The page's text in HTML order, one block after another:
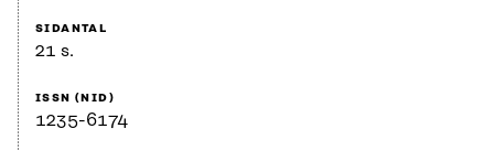
SIDANTAL
21 s.
ISSN (NID)
1235-6174